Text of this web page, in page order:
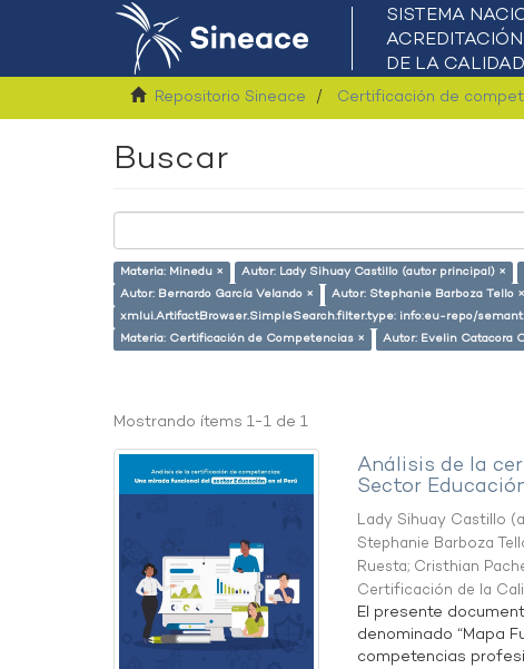
Repositorio Sineace Certificación de
Buscar
Materia: Minedu × Autor: Lady Sihuay Castillo (autor principal) ×
Autor: Bernardo García Velando ×
Autor: Stephanie Barboza Tello ×
xmlui.ArtifactBrowser.SimpleSearch.filter.type: info:eu-repo/
Materia: Certificación de Competencias ×
Autor: Evelin Catacora
Mostrando ítems 1-1 de 1
Análisis de la
Sector
Lady Sihuay Castillo
Stephanie Barboza
Ruesta; Cristhian
Certificación de la
El presente
denominado “Mapa
competencias